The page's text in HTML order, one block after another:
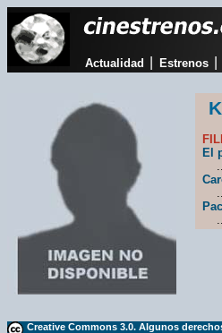
Actualidad Estrenos
El
Creative Commons 3.0. Algunos